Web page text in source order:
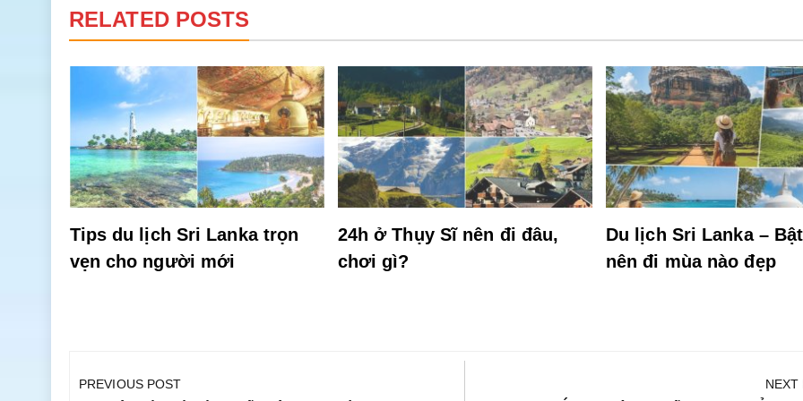
RELATED POSTS
Tips du lịch Sri Lanka trọn
vẹn cho người mới
24h ở Thụy Sĩ nên đi đâu,
chơi gì?
Du lịch Sri Lanka –
nên đi mùa nào đẹp
hướng
PREVIOUS POST NEXT